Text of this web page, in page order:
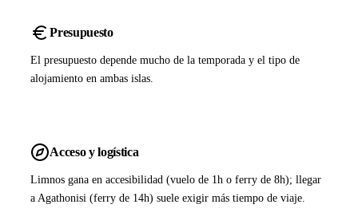
Presupuesto
El presupuesto depende mucho de la temporada y el tipo de
alojamiento en ambas islas.
Acceso y logística
Limnos gana en accesibilidad (vuelo de 1h o ferry de 8h); llegar
a Agathonisi (ferry de 14h) suele exigir más tiempo de viaje.